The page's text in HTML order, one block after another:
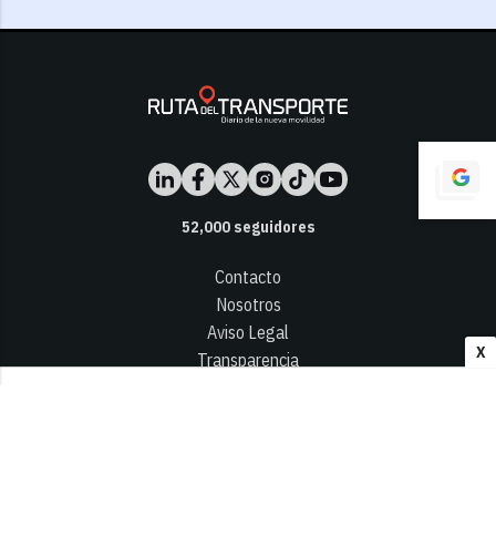
X
52,000seguidores
Contacto
Nosotros
Aviso Legal
Transparencia